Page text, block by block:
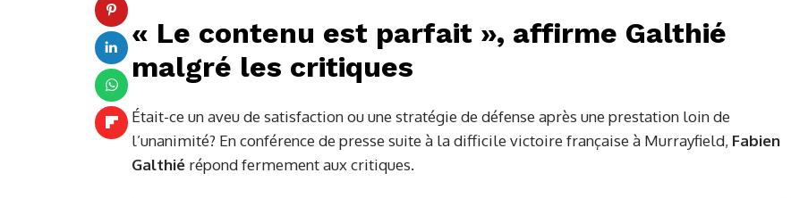
« Le contenu est parfait », affirme Galthié
malgré les critiques
Était-ce un aveu de satisfaction ou une stratégie de défense après une prestation loin de
l’unanimité? En conférence de presse suite à la difficile victoire française à Murrayfield, Fabien
Galthié répond fermement aux critiques.